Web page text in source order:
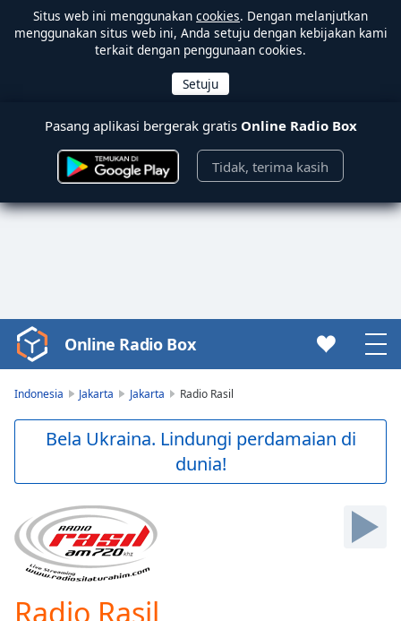
Situs web ini menggunakan cookies. Dengan melanjutkan
menggunakan situs web ini, Anda setuju dengan kebijakan kami
terkait dengan penggunaan cookies.
Pasang aplikasi bergerak gratis Online Radio Box
Tidak, terima kasih
Video
Player
Skip
Skip
Forward
Mute
Current
Online Radio Box
Indonesia Jakarta Jakarta Radio Rasil
Bela Ukraina. Lindungi perdamaian di
dunia!
Radio Rasil